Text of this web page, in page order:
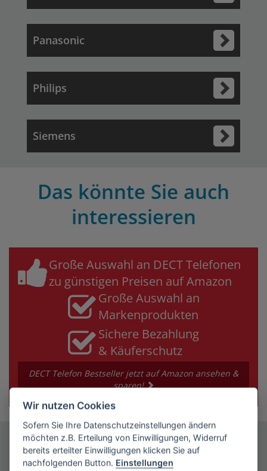
Panasonic
Philips
Siemens
Das könnte Sie auch
interessieren
Große Auswahl an DECT Telefonen
zu günstigen Preisen auf Amazon
Große Auswahl an
Markenprodukten
Sichere Bezahlung
& Käuferschutz
DECT Telefon Bestseller jetzt auf Amazon ansehen &
sparen!
DECT-Telefon
Wir nutzen Cookies
Sofern Sie Ihre Datenschutzeinstellungen ändern
möchten z.B. Erteilung von Einwilligungen, Widerruf
bereits erteilter Einwilligungen klicken Sie auf
nachfolgenden Button. Einstellungen